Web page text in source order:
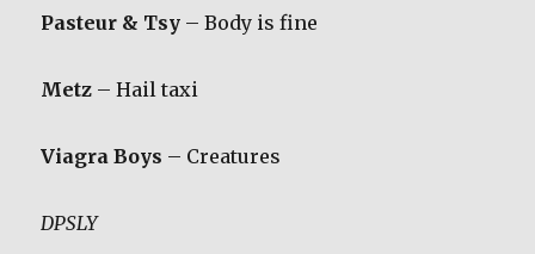
Pasteur & Tsy – Body is fine
Metz – Hail taxi
Viagra Boys – Creatures
DPSLY